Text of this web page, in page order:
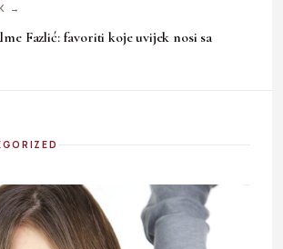
→
Fazlić: favoriti koje uvijek nosi sa